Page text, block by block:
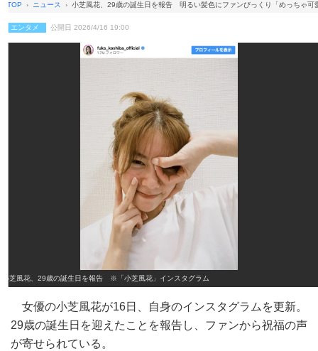
TOP ニュース 小芝風花、29歳の誕生日を報告 明るい髪色にファンびっくり「めっちゃ可
エンタメ 公開日 2026/4/16 19:00
小芝風花、29歳の誕生日を報告 ※「小芝風花」インスタグラム
女優の小芝風花が16日、自身のインスタグラムを更新。
29歳の誕生日を迎えたことを報告し、ファンから祝福の声
が寄せられている。